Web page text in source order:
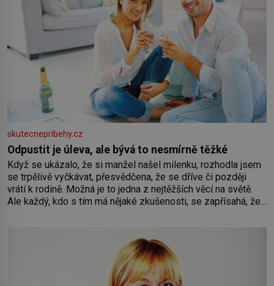
skutecnepribehy.cz
Odpustit je úleva, ale bývá to nesmírně těžké
Když se ukázalo, že si manžel našel milenku, rozhodla jsem
se trpělivě vyčkávat, přesvědčena, že se dříve či později
vrátí k rodině. Možná je to jedna z nejtěžších věcí na světě.
Ale každý, kdo s tím má nějaké zkušenosti, se zapřísahá, že